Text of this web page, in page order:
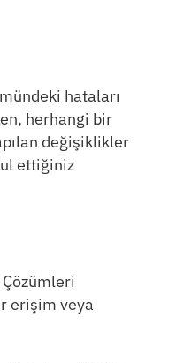
hataları
herhangi bir
değişiklikler
ettiğiniz
erişim veya